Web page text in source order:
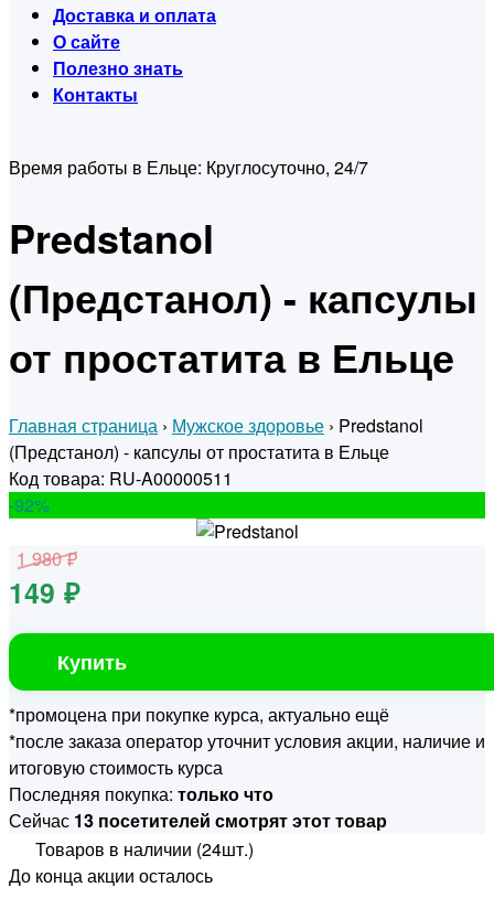
Доставка и оплата
О сайте
Полезно знать
Контакты
Время работы в Ельце: Круглосуточно, 24/7
Predstanol
(Предстанол) - капсулы
от простатита в Ельце
Главная страница › Мужское здоровье › Predstanol
(Предстанол) - капсулы от простатита в Ельце
Код товара: RU-A00000511
-92%
1 980 ₽
149 ₽
Купить
*промоцена при покупке курса, актуально ещё
*после заказа оператор уточнит условия акции, наличие и
итоговую стоимость курса
Последняя покупка: только что
Сейчас 13 посетителей смотрят этот товар
Товаров в наличии (24шт.)
До конца акции осталось